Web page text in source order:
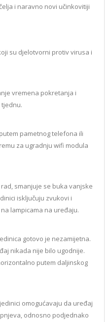
i naravno novi učinkovitiji
su djelotvorni protiv virusa i
vremena pokretanja i
pametnog telefona ili
za ugradnju wifi modula
smanjuje se buka vanjske
isključuju zvukovi i
lampicama na uređaju.
gotovo je nezamijetna.
nikada nije bilo ugodnije.
putem daljinskog
omogućavaju da uređaj
odnosno podjednako